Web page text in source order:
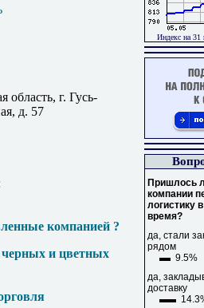
область, г. Гусь-
д. 57
компанией ?
черных и цветных
Индекс на
Пришлось
компании
логистику
время?
да, стали
рядом
9.5%
да,
доставку